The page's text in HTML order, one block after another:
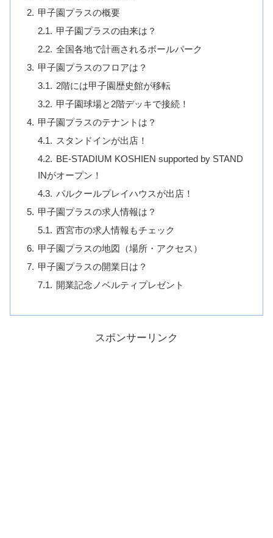
甲子園プラスの概要
甲子園プラスの由来は？
全国各地で計画されるボールパーク
甲子園プラスのフロアは？
2階には甲子園歴史館が移転
甲子園球場と2階デッキで接続！
甲子園プラスのテナントは？
スタンドインが出店！
BE-STADIUM KOSHIEN supported by STAND
INがオープン！
パルクールプレイハウスが出店！
甲子園プラスの求人情報は？
西宮市の求人情報もチェック
甲子園プラスの地図（場所・アクセス）
甲子園プラスの開業日は？
開業記念ノベルティプレゼント
スポンサーリンク